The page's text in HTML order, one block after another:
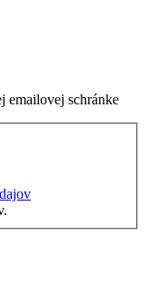
emailovej schránke